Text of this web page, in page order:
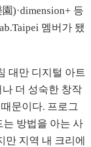
)·dimension+ 등
멤버가 됐
대만 디지털 아트
더 성숙한 창작
문이다. 프로그
는 방법을 아는 사
만 지역 내 크리에